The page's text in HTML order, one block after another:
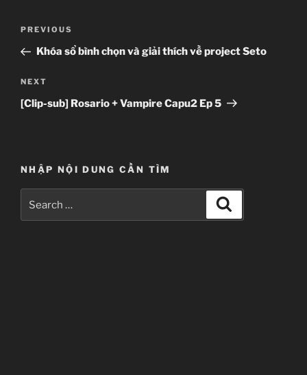
navigation
Previous
Post
PREVIOUS
Khóa sổ bình chọn và giải thích về project Seto
Next
Post
NEXT
[Clip-sub] Rosario + Vampire Capu2 Ep 5
NHẬP NỘI DUNG CẦN TÌM
for: